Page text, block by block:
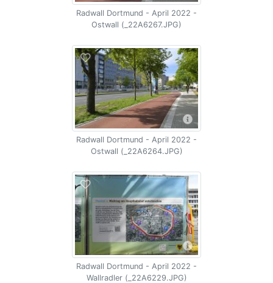
Radwall Dortmund - April 2022 -
Ostwall (_22A6267.JPG)
Radwall Dortmund - April 2022 -
Ostwall (_22A6264.JPG)
Radwall Dortmund - April 2022 -
Wallradler (_22A6229.JPG)